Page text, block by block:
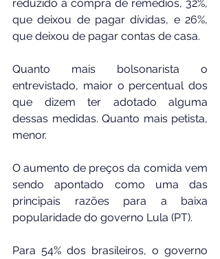
reduzido a compra de remédios, 32%,
que deixou de pagar dívidas, e 26%,
que deixou de pagar contas de casa.
Quanto mais bolsonarista o
entrevistado, maior o percentual dos
que dizem ter adotado alguma
dessas medidas. Quanto mais petista,
menor.
O aumento de preços da comida vem
sendo apontado como uma das
principais razões para a baixa
popularidade do governo Lula (PT).
Para 54% dos brasileiros, o governo